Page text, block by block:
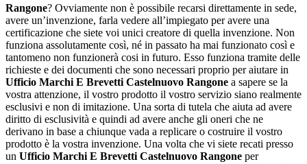
Rangone? Ovviamente non è possibile recarsi direttamente in sede,
avere un’invenzione, farla vedere all’impiegato per avere una
certificazione che siete voi unici creatore di quella invenzione. Non
funziona assolutamente così, né in passato ha mai funzionato così e
tantomeno non funzionerà cosi in futuro. Esso funziona tramite delle
richieste e dei documenti che sono necessari proprio per aiutare in
Ufficio Marchi E Brevetti Castelnuovo Rangone a sapere se la
vostra attenzione, il vostro prodotto il vostro servizio siano realmente
esclusivi e non di imitazione. Una sorta di tutela che aiuta ad avere
diritto di esclusività e quindi ad avere anche gli oneri che ne
derivano in base a chiunque vada a replicare o costruire il vostro
prodotto è la vostra invenzione. Una volta che vi siete recati presso
un Ufficio Marchi E Brevetti Castelnuovo Rangone per